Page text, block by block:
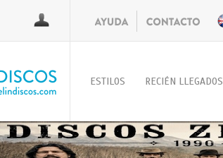
ESTILOS RECIÉN LLEGADOS